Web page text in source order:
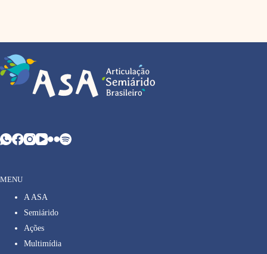
MENU
A ASA
Semiárido
Ações
Multimídia